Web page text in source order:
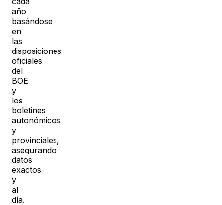
año
basándose
en
las
disposiciones
oficiales
del
BOE
y
los
boletines
autonómicos
y
provinciales,
asegurando
datos
exactos
y
al
día.